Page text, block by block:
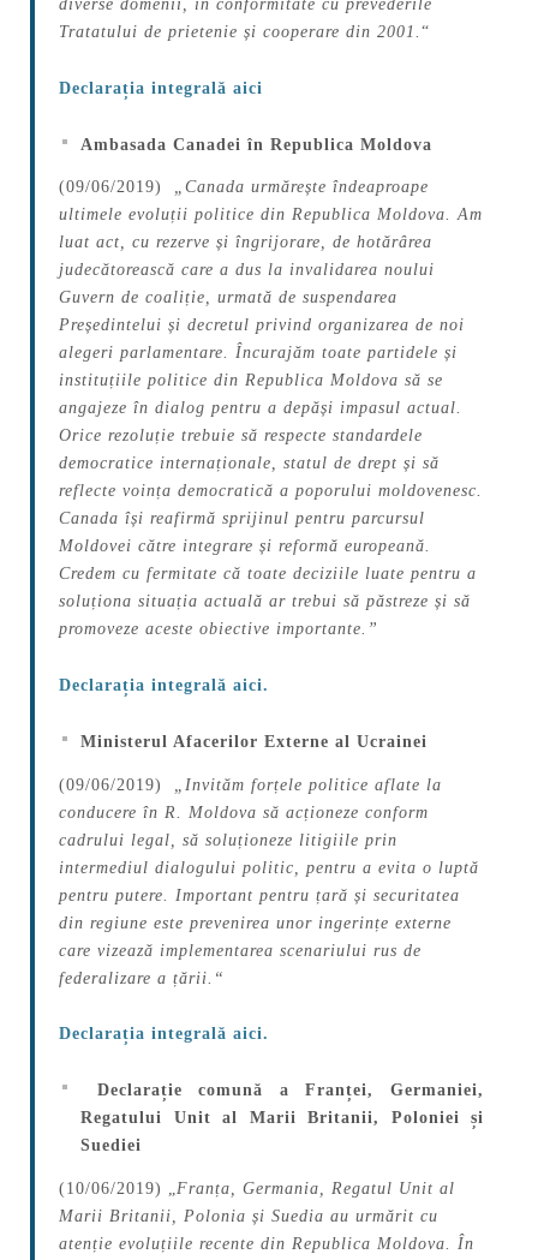
diverse domenii, în conformitate cu prevederile
Tratatului de prietenie și cooperare din 2001. “
Declarația integrală aici
Ambasada Canadei în Republica Moldova
(09/06/2019) „Canada urmărește îndeaproape
ultimele evoluții politice din Republica Moldova. Am
luat act, cu rezerve și îngrijorare, de hotărârea
judecătorească care a dus la invalidarea noului
Guvern de coaliție, urmată de suspendarea
Președintelui și decretul privind organizarea de noi
alegeri parlamentare. Încurajăm toate partidele și
instituțiile politice din Republica Moldova să se
angajeze în dialog pentru a depăși impasul actual.
Orice rezoluție trebuie să respecte standardele
democratice internaționale, statul de drept și să
reflecte voința democratică a poporului moldovenesc.
Canada își reafirmă sprijinul pentru parcursul
Moldovei către integrare și reformă europeană.
Credem cu fermitate că toate deciziile luate pentru a
soluționa situația actuală ar trebui să păstreze și să
promoveze aceste obiective importante.”
Declarația integrală aici.
Ministerul Afacerilor Externe al Ucrainei
(09/06/2019)
„Invităm forțele politice aflate la
conducere în R. Moldova să acționeze conform
cadrului legal, să soluționeze litigiile prin
intermediul dialogului politic, pentru a evita o luptă
pentru putere. Important pentru țară și securitatea
din regiune este prevenirea unor ingerințe externe
care vizează implementarea scenariului rus de
federalizare a țării. “
Declarația integrală aici.
Declarație comună a Franței, Germaniei,
Regatului Unit al Marii Britanii, Poloniei și
Suediei
(10/06/2019) „ Franța, Germania, Regatul Unit al
Marii Britanii, Polonia și Suedia au urmărit cu
atenție evoluțiile recente din Republica Moldova. În